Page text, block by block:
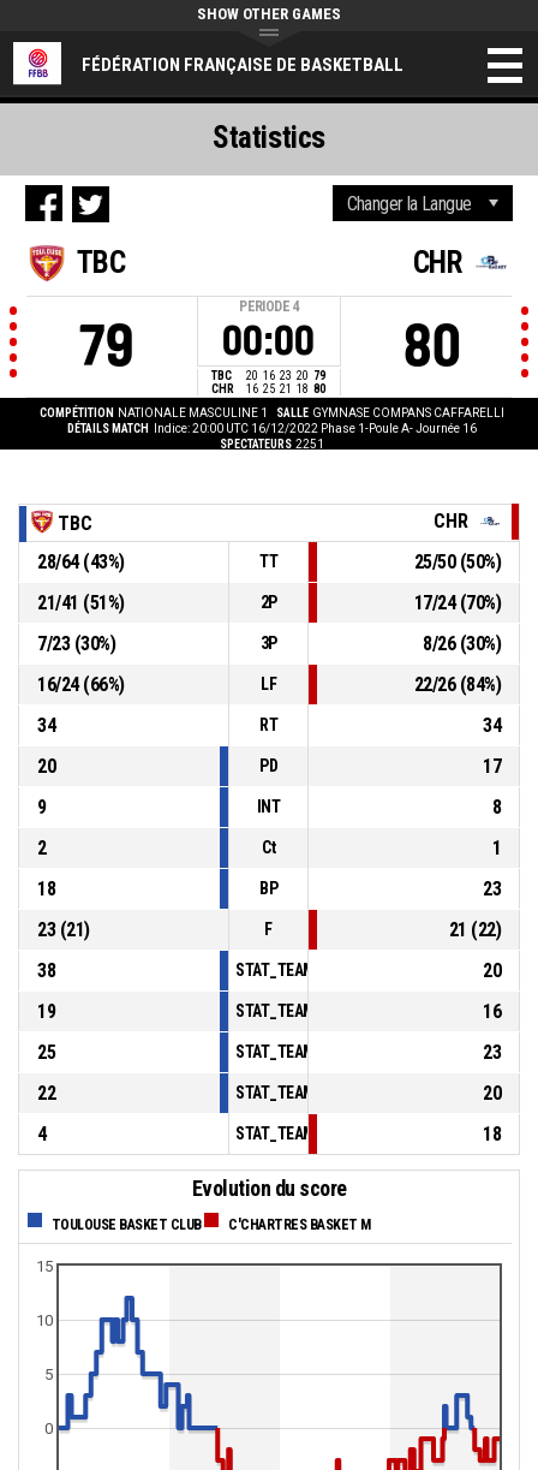
FÉDÉRATION FRANÇAISE DE BASKETBALL
SHOW OTHER GAMES
TBC
79
PERIODE 4
00:00
TBC 20 16 23 20 79
CHR
16 25 21 18 80
CHR
80
COMPÉTITION NATIONALE MASCULINE 1 SALLE GYMNASE COMPANS CAFFARELLI
DÉTAILS MATCH
Indice: 20:00 UTC 16/12/2022 Phase 1-Poule A- Journée 16
SPECTATEURS 2251
Statistics
TBC
CHR
28/64(43%) TT 25/50(50%)
21/41 (51%) 2P 17/24(70%)
7/23(30%) 3P 8/26(30%)
16/24(66%) LF 22/26(84%)
34
RT
34
20
PD
17
9
INT
8
2
Ct
1
18
BP
23
23(21) F 21 (22)
38
20
19
16
25
23
22
20
4
18
Evolution du score
TOULOUSE BASKET CLUB C'CHARTRES BASKET M
0
5
10
15